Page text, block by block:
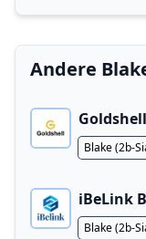
Andere
Goldshell
Algorithm
Blake (2b-
iBeLink
Algorithm
Blake (2b-